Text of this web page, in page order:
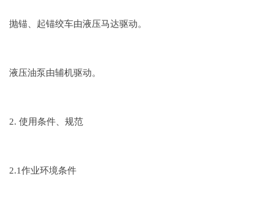
抛锚、起锚绞车由液压马达驱动。
液压油泵由辅机驱动。
2. 使用条件、规范
2.1作业环境条件